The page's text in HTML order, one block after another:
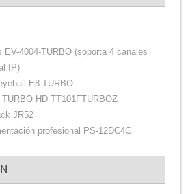
EV-4004-TURBO (soporta 4 canales
IP)
E8-TURBO
HD TT101FTURBOZ
JR52
profesional PS-12DC4C